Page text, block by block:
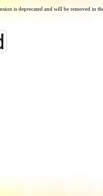
is deprecated and will be removed in